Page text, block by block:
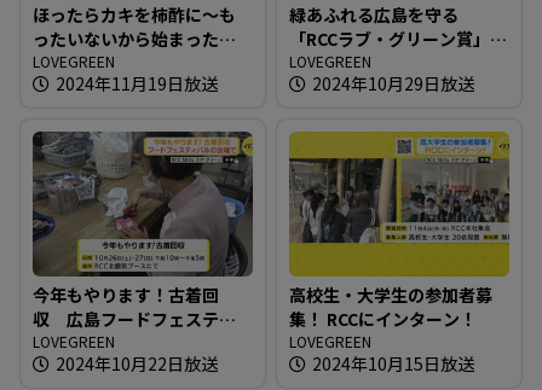
ほったらカキを柿酢に～も
ったいないから始まったク
マよけ
LOVEGREEN
2024年11月19日放送
緑あふれる広島を守る
「RCCラブ・グリーン賞」表
彰式開催
LOVEGREEN
2024年10月29日放送
今年もやります！古着回
収 広島フードフェスティ
バルの会場で
LOVEGREEN
2024年10月22日放送
高校生・大学生の参加者募
集！ RCCにインターン！
LOVEGREEN
2024年10月15日放送